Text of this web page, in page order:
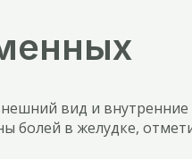
вид и
в желудке,